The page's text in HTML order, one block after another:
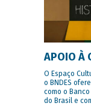
APOIO À
O Espaço
o BNDES
como o
do Brasil e